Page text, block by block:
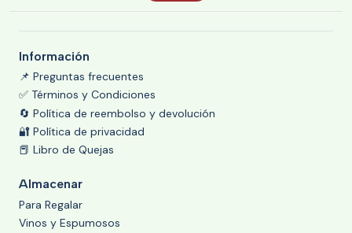
Información
📌 Preguntas frecuentes
✅ Términos y Condiciones
🔄 Política de reembolso y devolución
🔐 Política de privacidad
📕 Libro de Quejas
Almacenar
Para Regalar
Vinos y Espumosos